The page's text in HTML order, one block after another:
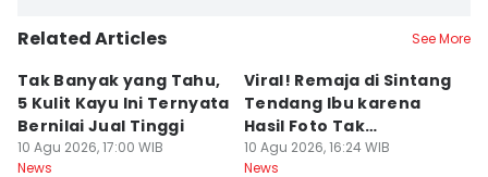
Related Articles See More
Tak Banyak yang Tahu,
5 Kulit Kayu Ini Ternyata
Bernilai Jual Tinggi
10 Agu 2026, 17:00 WIB
News
Viral! Remaja di Sintang
Tendang Ibu karena
Hasil Foto Tak
Memuaskan
10 Agu 2026, 16:24 WIB
News